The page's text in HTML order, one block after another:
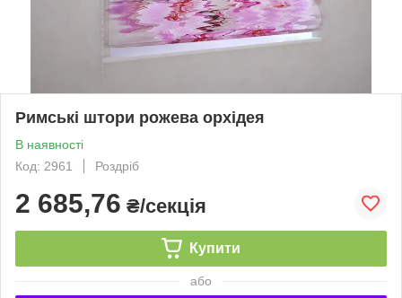
Римські штори рожева орхідея
В наявності
Код: 2961
Роздріб
2 685,76 ₴/секція
Купити
або